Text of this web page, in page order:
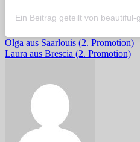
Beitragsnavigation
Olga aus Saarlouis (2. Promotion)
Laura aus Brescia (2. Promotion)